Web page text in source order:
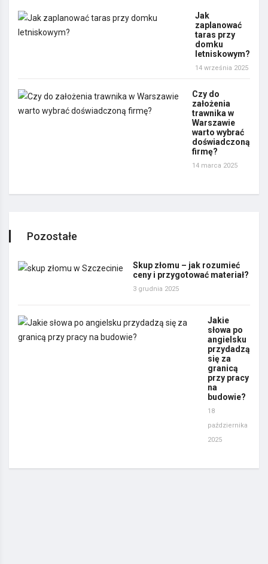
Jak
zaplanować
taras przy
domku
letniskowym?
14 września 2025
Czy do
założenia
trawnika w
Warszawie
warto wybrać
doświadczoną
firmę?
14 marca 2025
Pozostałe
Skup złomu – jak rozumieć
ceny i przygotować materiał?
3 grudnia 2025
Jakie
słowa po
angielsku
przydadzą
się za
granicą
przy pracy
na
budowie?
18
października
2025